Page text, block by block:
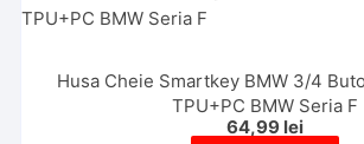
Husa Cheie Smartkey BMW 3/4
TPU+PC BMW Seria F
64,99 lei